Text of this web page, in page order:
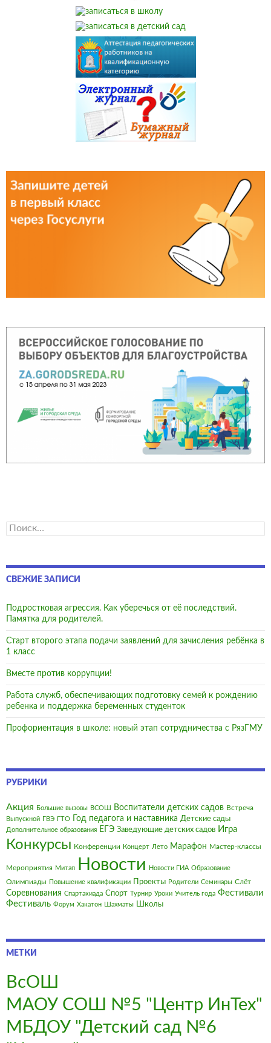
Найти:
СВЕЖИЕ ЗАПИСИ
Подростковая агрессия. Как уберечься от её последствий.
Памятка для родителей.
Старт второго этапа подачи заявлений для зачисления ребёнка в
1 класс
Вместе против коррупции!
Работа служб, обеспечивающих подготовку семей к рождению
ребенка и поддержка беременных студенток
Профориентация в школе: новый этап сотрудничества с РязГМУ
РУБРИКИ
Акция Большие вызовы ВСОШ Воспитатели детских садов Встреча
Выпускной ГВЭ ГТО Год педагога и наставника Детские сады
Дополнительное образования ЕГЭ Заведующие детских садов Игра
Конкурсы Конференции Концерт Лето Марафон Мастер-классы
Мероприятия Митап Новости Новости ГИА Образование
Олимпиады Повышение квалификации Проекты Родители Семинары Слёт
Соревнования Спартакиада Спорт Турнир Уроки Учитель года Фестивали
Фестиваль Форум Хакатон Шахматы Школы
МЕТКИ
ВсОШ
МАОУ СОШ №5 "Центр ИнТех"
МБДОУ "Детский сад №6